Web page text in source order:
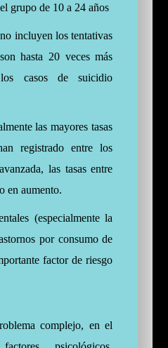
grupo de 10 a 24 años
incluyen los tentativas
hasta 20 veces más
casos de suicidio
las mayores tasas
registrado entre los
las tasas entre
en aumento.
(especialmente la
por consumo de
factor de riesgo
complejo, en el